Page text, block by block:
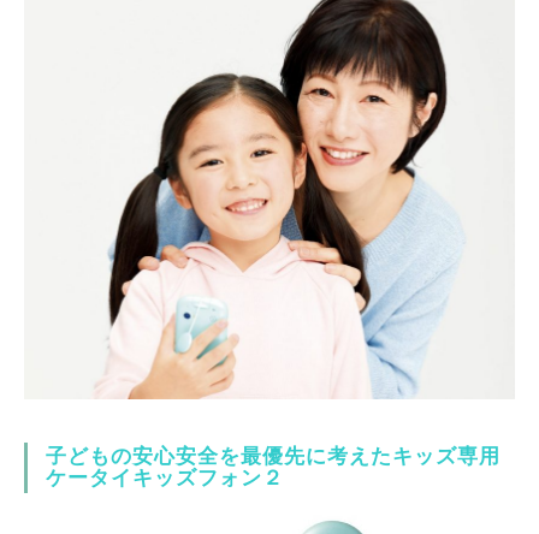
子どもの安心安全を最優先に考えたキッズ専用
ケータイキッズフォン２